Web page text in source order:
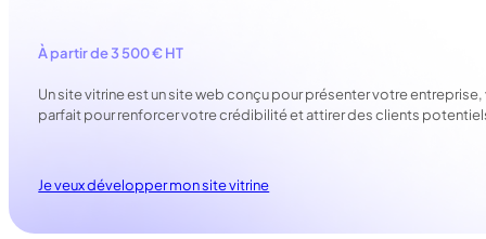
À partir de 3 500 € HT
Un site vitrine est un site web conçu pour présenter votre
parfait pour renforcer votre crédibilité et attirer des clients
Je veux développer mon site vitrine